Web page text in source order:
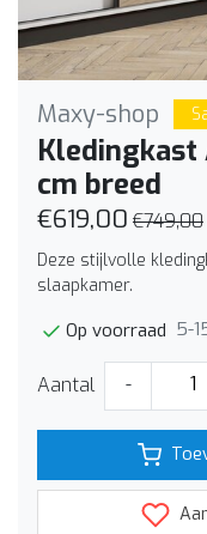
Maxy-shop
cm breed
€619,00 €749,00
Deze stijlvolle
slaapkamer.
Op voorraad 5-
Aantal -